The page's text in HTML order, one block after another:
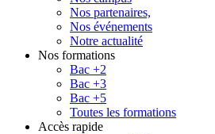
Nos partenaires,
Nos événements
Notre actualité
Nos formations
Bac +2
Bac +3
Bac +5
Toutes les formations
Accès rapide